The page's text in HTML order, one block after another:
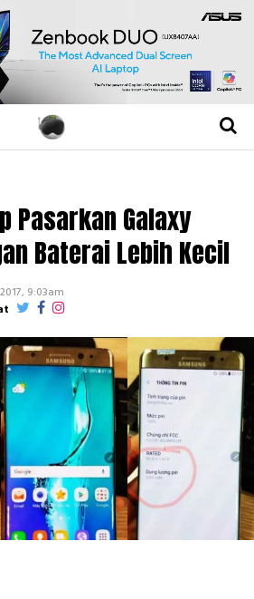
Pasarkan Galaxy
Baterai Lebih Kecil
9:03am